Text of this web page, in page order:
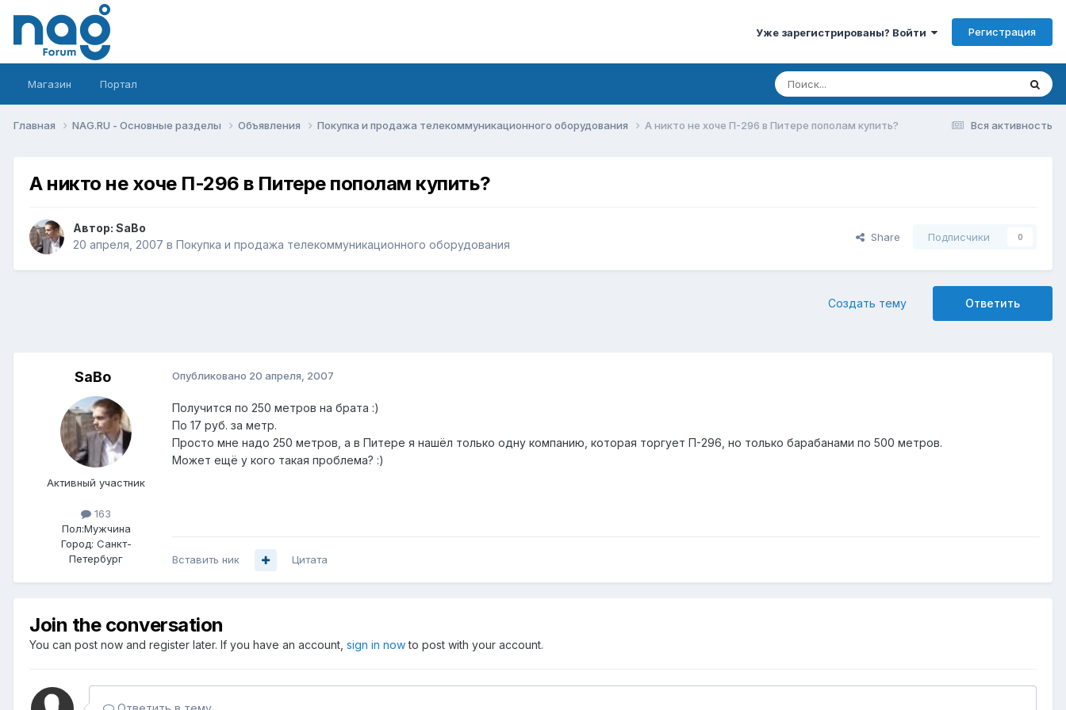
Уже зарегистрированы? Войти Регистрация
Магазин Портал
Вся активность
Главная NAG.RU - Основные разделы Объявления Покупка и продажа телекоммуникационного оборудования А никто не хоче П-296 в Питере пополам купить?
А никто не хоче П-296 в Питере пополам купить?
Автор: SaBo
20 апреля, 2007 в Покупка и продажа телекоммуникационного оборудования
Share Подписчики 0
Ответить
Создать тему
SaBo
Активный участник
163
Пол:Мужчина
Город: Санкт-
Петербург
Опубликовано 20 апреля, 2007
Получится по 250 метров на брата :)
По 17 руб. за метр.
Просто мне надо 250 метров, а в Питере я нашёл только одну компанию, которая торгует П-296, но только барабанами по 500 метров.
Может ещё у кого такая проблема? :)
Вставить ник Цитата
Join the conversation
You can post now and register later. If you have an account, sign in nowto post with your account.